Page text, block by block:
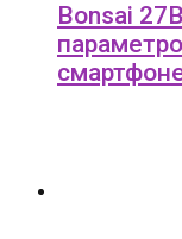
Bonsai